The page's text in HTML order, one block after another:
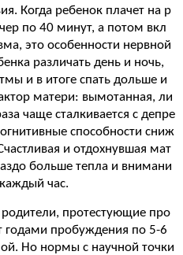
Когда ребенок плачет на р
по 40 минут, а потом вкл
это особенности нервной
различать день и ночь,
и в итоге спать дольше и
матери: вымотанная, ли
чаще сталкивается с депре
способности сниж
и отдохнувшая мат
больше тепла и внимани
час.
протестующие про
годами пробуждения по 5-6
Но нормы с научной точки